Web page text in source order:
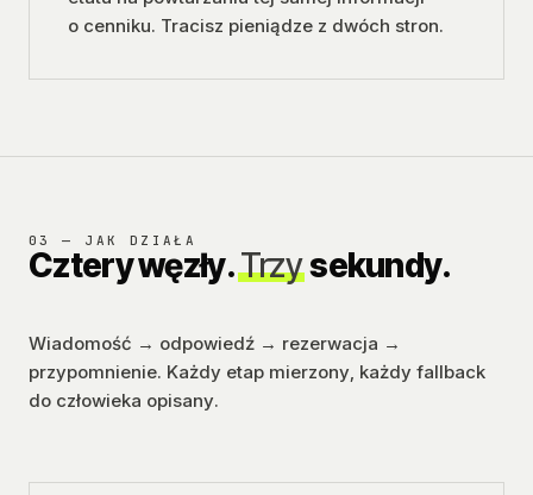
o cenniku. Tracisz pieniądze z dwóch stron.
03 — JAK DZIAŁA
Cztery węzły.Trzysekundy.
Wiadomość → odpowiedź → rezerwacja →
przypomnienie. Każdy etap mierzony, każdy fallback
do człowieka opisany.